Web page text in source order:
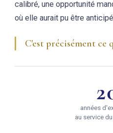
calibré, une opportunité
où elle aurait pu être
C'est précisément ce
années
au service